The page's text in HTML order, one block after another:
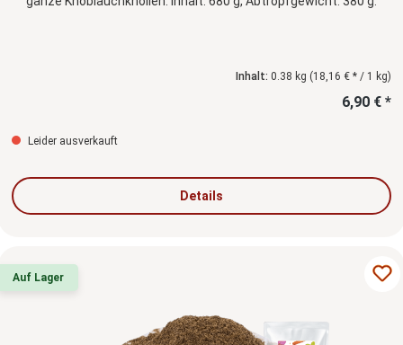
Inhalt: 0.38 kg (18,16 € * / 1 kg)
6,90 € *
Leider ausverkauft
Details
Auf Lager